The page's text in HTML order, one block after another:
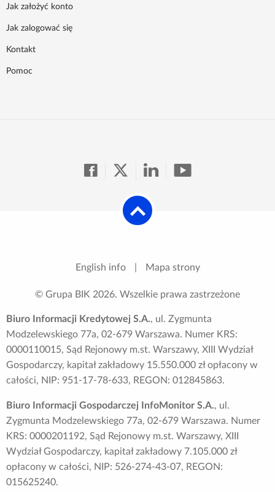
Jak założyć konto
Jak zalogować się
Kontakt
Pomoc
English info Mapa strony
© Grupa BIK 2026. Wszelkie prawa zastrzeżone
Biuro Informacji Kredytowej S.A., ul. Zygmunta
Modzelewskiego 77a, 02-679 Warszawa. Numer KRS:
0000110015, Sąd Rejonowy m.st. Warszawy, XIII Wydział
Gospodarczy, kapitał zakładowy 15.550.000 zł opłacony w
całości, NIP: 951-17-78-633, REGON: 012845863.
Biuro Informacji Gospodarczej InfoMonitor S.A., ul.
Zygmunta Modzelewskiego 77a, 02-679 Warszawa. Numer
KRS: 0000201192, Sąd Rejonowy m.st. Warszawy, XIII
Wydział Gospodarczy, kapitał zakładowy 7.105.000 zł
opłacony w całości, NIP: 526-274-43-07, REGON:
015625240.